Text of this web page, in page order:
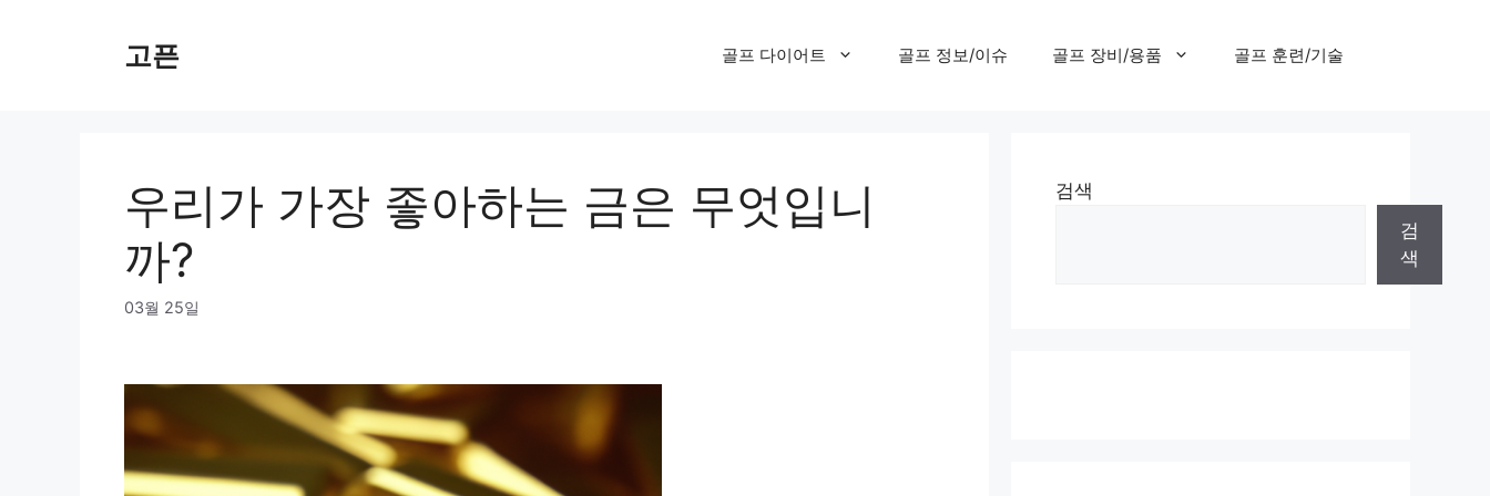
고픈 골프 다이어트 골프 정보/이슈 골프 장비/용품 골프 훈련/기술
우리가 가장 좋아하는 금은 무엇입니
까?
03월 25일
검색
검
색